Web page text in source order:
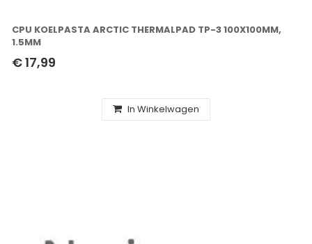
CPU KOELPASTA ARCTIC THERMALPAD TP-3 100X100MM,
1.5MM
€ 17,99
In Winkelwagen